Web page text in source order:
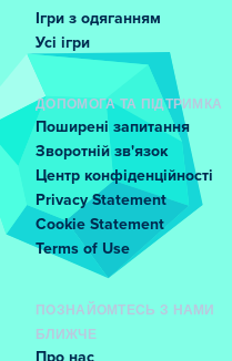
Ігри з одяганням
Усі ігри
ДОПОМОГА ТА ПІДТРИМКА
Поширені запитання
Зворотній зв'язок
Центр конфіденційності
Privacy Statement
Cookie Statement
Terms of Use
ПОЗНАЙОМТЕСЬ З НАМИ
БЛИЖЧЕ
Про нас